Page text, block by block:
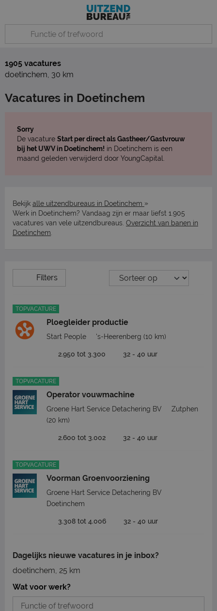
1905 vacatures
doetinchem, 30 km
Vacatures in Doetinchem
Sorry
De vacature Start per direct als Gastheer/Gastvrouw
bij het UWV in Doetinchem! in Doetinchem is een
maand geleden verwijderd door YoungCapital.
Bekijk alle uitzendbureaus in Doetinchem »
Werk in Doetinchem? Vandaag zijn er maar liefst 1.905
vacatures van vele uitzendbureaus. Overzicht van banen in
Doetinchem
Filters
TOPVACATURE
Ploegleider productie
Start People 's-Heerenberg (10 km)
2.950 tot 3.300 32 - 40 uur
TOPVACATURE
Operator vouwmachine
Groene Hart Service Detachering BV
Zutphen
(20 km)
2.600 tot 3.002 32 - 40 uur
TOPVACATURE
Voorman Groenvoorziening
Groene Hart Service Detachering BV
Doetinchem
3.308 tot 4.006 32 - 40 uur
Dagelijks nieuwe vacatures in je inbox?
doetinchem, 25 km
Wat voor werk?